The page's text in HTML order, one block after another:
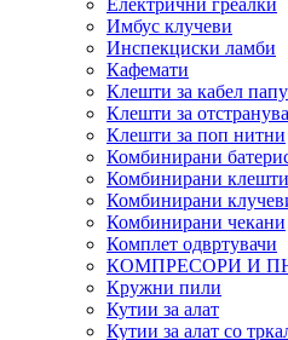
Имбус клучеви
Инспекциски ламби
Кафемати
Клешти за кабел
Клешти за
Клешти за поп нитни
Комбинирани
Комбинирани клешти
Комбинирани
Комбинирани чекани
Комплет одвртувачи
КОМПРЕСОРИ И
Кружни пили
Кутии за алат
Кутии за алат со